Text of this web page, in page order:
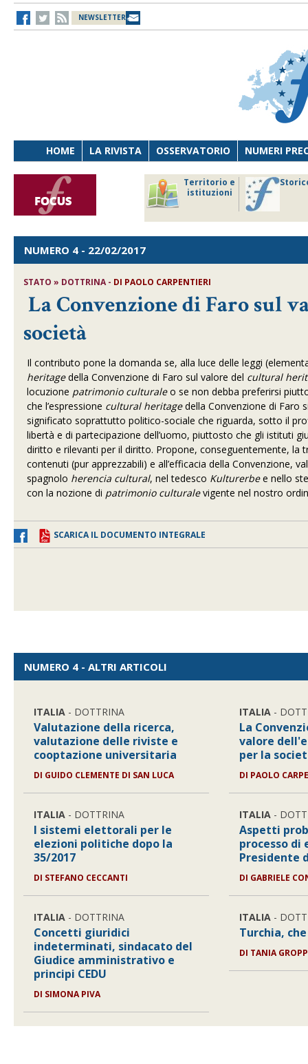
NEWSLETTER
HOME LA RIVISTA OSSERVATORIO NUMERI
Territorio e
istituzioni
NUMERO 4 - 22/02/2017
STATO » DOTTRINA - DI PAOLO CARPENTIERI
La Convenzione di Faro sul
società
Il contributo pone la domanda se, alla luce delle leggi
heritagedella Convenzione di Faro sul valore del cultural
locuzione patrimonio culturaleo se non debba preferirsi
che l’espressione cultural heritagedella Convenzione di Faro
significato soprattutto politico-sociale che riguarda, sotto il
libertà e di partecipazione dell’uomo, piuttosto che gli istituti
diritto e rilevanti per il diritto. Propone, conseguentemente, la
contenuti (pur apprezzabili) e all’efficacia della Convenzione,
spagnolo herencia cultural, nel tedesco Kulturerbee nello
con la nozione di patrimonio culturalevigente nel nostro
SCARICA IL DOCUMENTO INTEGRALE
NUMERO 4 - ALTRI ARTICOLI
ITALIA - DOTTRINA
Valutazione della ricerca,
valutazione delle riviste e
cooptazione universitaria
DI GUIDO CLEMENTE DI SAN LUCA
ITALIA - DOTTRINA
I sistemi elettorali per le
elezioni politiche dopo la
35/2017
DI STEFANO CECCANTI
ITALIA - DOTTRINA
Concetti giuridici
indeterminati, sindacato del
Giudice amministrativo e
principi CEDU
DI SIMONA PIVA
ITALIA -
La
valore
per la
DI PAOLO
ITALIA -
Aspetti
processo di
Presidente
DI GABRIELE
ITALIA -
Turchia,
DI TANIA